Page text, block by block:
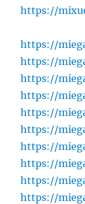
https://
https://
https://
https://
https://
https://
https://
https://
https://
https://
https://